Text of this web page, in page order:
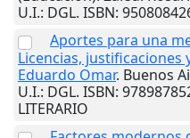
U.I.: DGL. ISBN:
Aportes para una
Licencias, justificaciones
Eduardo Omar. Buenos
U.I.: DGL. ISBN:
LITERARIO